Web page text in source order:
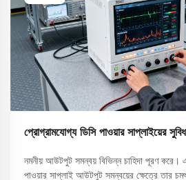
প্রোগ্রামযোগ্য ডিসি পাওয়ার সাপ্লাইয়ের
নমনীয় আউটপুট সমন্বয় বিভিন্ন চাহিদা পূরণ করে।
পাওয়ার সাপ্লাই আউটপুট সমন্বয়ের ক্ষেত্রে তার